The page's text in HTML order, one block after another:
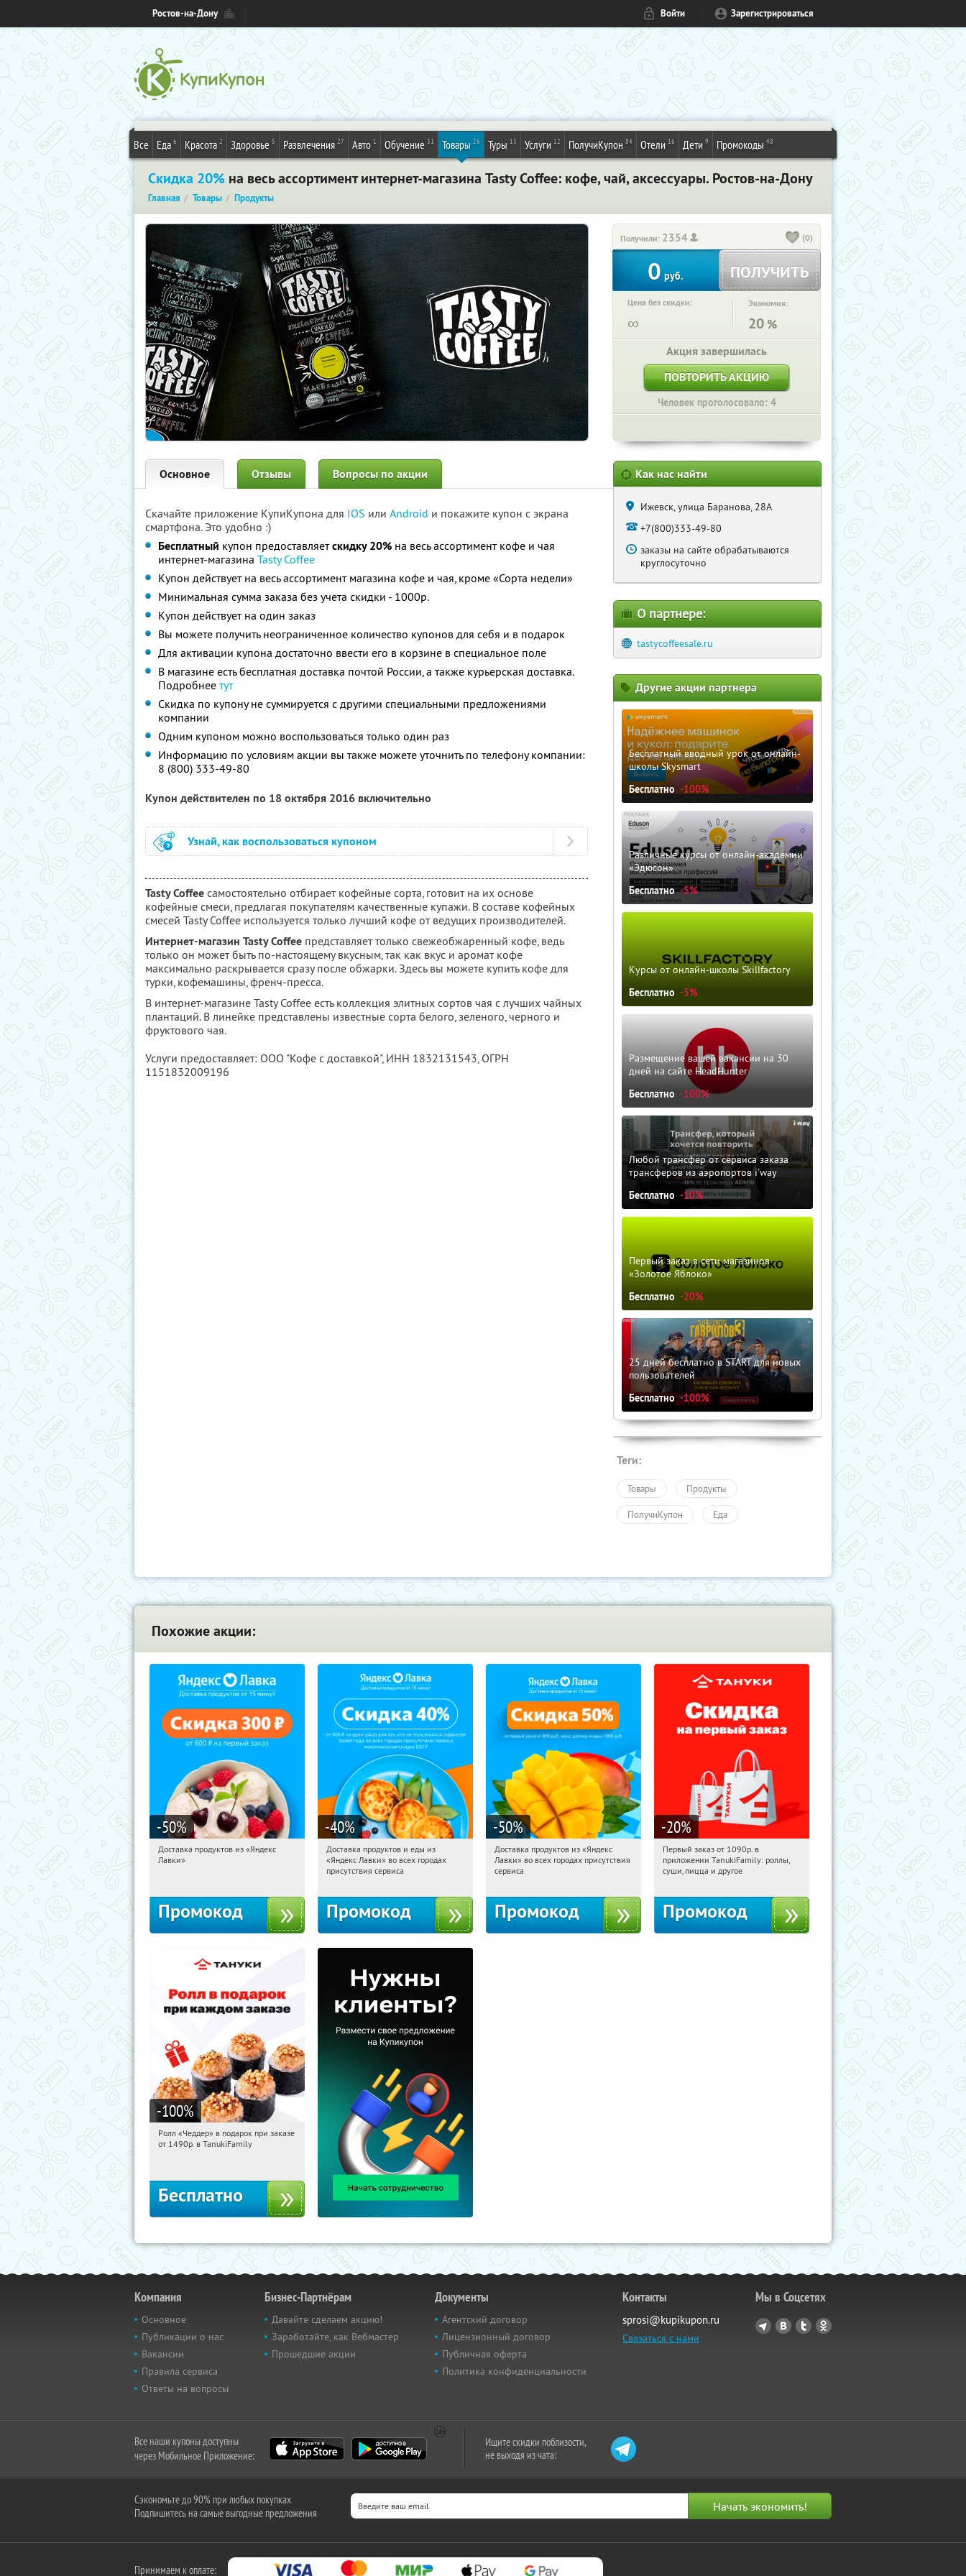
Ростов-на-Дону Войти Зарегистрироваться
Все Еда 6 Красота 2 Здоровье 5 Развлечения 27 Авто 1 Обучение 31 Товары 26 Туры 13 Услуги 12 ПолучиКупон 84 Отели 16 Дети 9 Промокоды 48
Скидка 20% на весь ассортимент интернет-магазина Tasty Coffee: кофе, чай, аксессуары. Ростов-на-Дону
Главная Товары Продукты
Получили: 2354 (0)
0 руб. ПОЛУЧИТЬ
Цена без скидки:
∞
Экономия:
20 %
Акция завершилась
ПОВТОРИТЬ АКЦИЮ
Человек проголосовало: 4
Основное Отзывы Вопросы по акции
Скачайте приложение КупиКупона для IOS или Android и покажите купон с экрана
смартфона. Это удобно :)
Бесплатный купон предоставляетскидку 20% на весь ассортимент кофе и чая
интернет-магазина Tasty Coffee
Купон действует на весь ассортимент магазина кофе и чая, кроме «Сорта недели»
Минимальная сумма заказа без учета скидки - 1000р.
Купон действует на один заказ
Вы можете получить неограниченное количество купонов для себя и в подарок
Для активации купона достаточно ввести его в корзине в специальное поле
В магазине есть бесплатная доставка почтой России, а также курьерская доставка.
Подробнее тут
Скидка по купону не суммируется с другими специальными предложениями
компании
Одним купоном можно воспользоваться только один раз
Информацию по условиям акции вы также можете уточнить по телефону компании:
8 (800) 333-49-80
Купон действителен по 18 октября 2016 включительно
Узнай, как воспользоваться купоном
Tasty Coffee самостоятельно отбирает кофейные сорта, готовит на их основе
кофейные смеси, предлагая покупателям качественные купажи. В составе кофейных
смесей Tasty Coffee используется только лучший кофе от ведущих производителей.
Интернет-магазин Tasty Coffee представляет только свежеобжаренный кофе, ведь
только он может быть по-настоящему вкусным, так как вкус и аромат кофе
максимально раскрывается сразу после обжарки. Здесь вы можете купить кофе для
турки, кофемашины, френч-пресса.
В интернет-магазине Tasty Coffee есть коллекция элитных сортов чая с лучших чайных
плантаций. В линейке представлены известные сорта белого, зеленого, черного и
фруктового чая.
Услуги предоставляет: ООО "Кофе с доставкой", ИНН 1832131543, ОГРН
1151832009196
Как нас найти
Ижевск, улица Баранова, 28А
+7(800)333-49-80
заказы на сайте обрабатываются
круглосуточно
О партнере:
tastycoffeesale.ru
Другие акции партнера
Бесплатный вводный урок от онлайн-
школы Skysmart
Бесплатно -100%
Различные курсы от онлайн-академии
«Эдюсон»
Бесплатно -5%
Курсы от онлайн-школы Skillfactory
Бесплатно -5%
Размещение вашей вакансии на 30
дней на сайте HeadHunter
Бесплатно -100%
Любой трансфер от сервиса заказа
трансферов из аэропортов i'way
Бесплатно -10%
Первый заказ в сети магазинов
«Золотое Яблоко»
Бесплатно -20%
25 дней бесплатно в START для новых
пользователей
Бесплатно -100%
Теги:
Товары Продукты
ПолучиКупон Еда
Похожие акции:
-50%
06:49:14 Получили:
Доставка продуктов из «Яндекс
Лавки»
Промокод
-40%
06:49:14 Получили:
Россия
Доставка продуктов и еды из
«Яндекс Лавки» во всех городах
присутствия сервиса
Промокод
-50%
06:49:14 Получили:
Россия
Доставка продуктов из «Яндекс
Лавки» во всех городах присутствия
сервиса
Промокод
-20%
06:49:14 Получили:
Россия
Первый заказ от 1090р. в
приложении TanukiFamily: роллы,
суши, пицца и другое
Промокод
-100%
06:49:14 Получили:108
Ролл «Чеддер» в подарок при заказе
от 1490р. в TanukiFamily
Бесплатно
Компания
Основное
Публикации о нас
Вакансии
Правила сервиса
Ответы на вопросы
Бизнес-Партнёрам
Давайте сделаем акцию!
Заработайте, как Вебмастер
Прошедшие акции
Документы
Агентский договор
Лицензионный договор
Публичная оферта
Политика конфиденциальности
Контакты
sprosi@kupikupon.ru
Связаться с нами
Мы в Соцсетях
Все наши купоны доступны
через Мобильное Приложение:
Ищите скидки поблизости,
не выходя из чата:
Сэкономьте до 90% при любых покупках
Подпишитесь на самые выгодные предложения
Принимаем к оплате: